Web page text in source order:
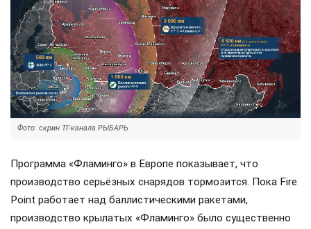
Фото: скрин ТГ-канала РЫБАРЬ
Программа «Фламинго» в Европе показывает, что
производство серьёзных снарядов тормозится. Пока Fire
Point работает над баллистическими ракетами,
производство крылатых «Фламинго» было существенно